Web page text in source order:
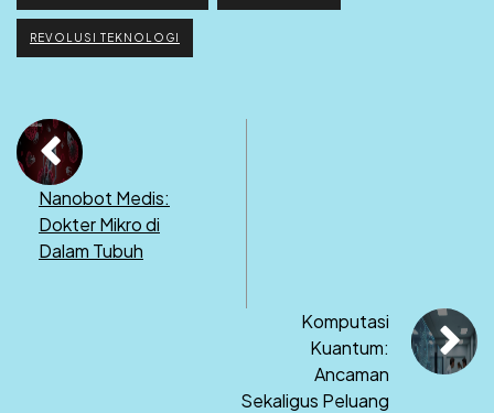
REVOLUSI TEKNOLOGI
Nanobot Medis:
Dokter Mikro di
Dalam Tubuh
Komputasi
Kuantum:
Ancaman
Sekaligus Peluang